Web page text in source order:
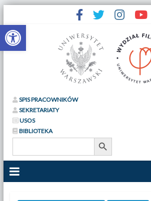
Otwórz pasek narzędzi
SPIS PRACOWNIKÓW
SEKRETARIATY
USOS
BIBLIOTEKA
Search
Search Button